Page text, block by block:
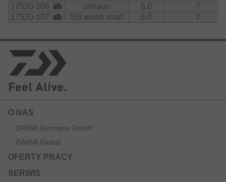
17520-106
shirauo 6.0
7
17520-107
SG weed shad 6.0 7
O NAS
DAIWA Germany GmbH
DAIWA Global
OFERTY PRACY
SERWIS